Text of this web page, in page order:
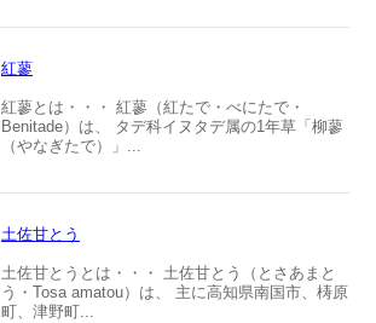
紅蓼
紅蓼とは・・・ 紅蓼（紅たで・べにたで・
Benitade）は、 タデ科イヌタデ属の1年草「柳蓼
（やなぎたで）」...
土佐甘とう
土佐甘とうとは・・・ 土佐甘とう（とさあまと
う・Tosa amatou）は、 主に高知県南国市、梼原
町、津野町...